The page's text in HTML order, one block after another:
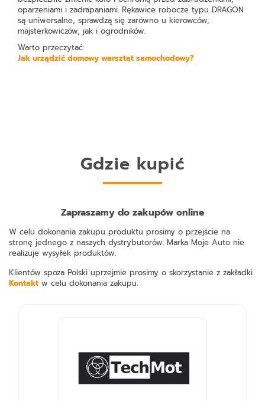
oparzeniami i zadrapaniami. Rękawice robocze typu DRAGON
są uniwersalne, sprawdzą się zarówno u kierowców,
majsterkowiczów, jak i ogrodników.
Warto przeczytać:
Jak urządzić domowy warsztat samochodowy?
Gdzie kupić
Zapraszamy do zakupów online
W celu dokonania zakupu produktu prosimy o przejście na
stronę jednego z naszych dystrybutorów. Marka Moje Auto nie
realizuje wysyłek produktów.
Klientów spoza Polski uprzejmie prosimy o skorzystanie z zakładki
Kontakt w celu dokonania zakupu.